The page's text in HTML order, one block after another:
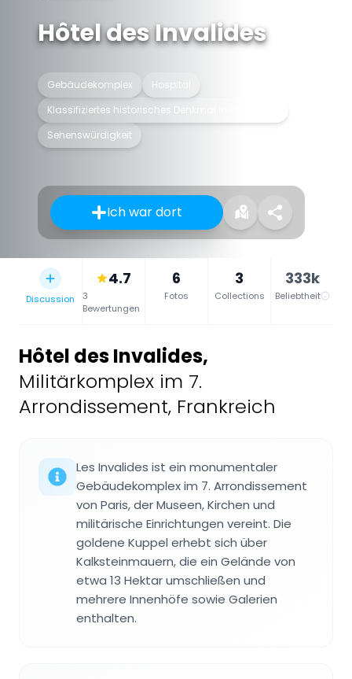
Hôtel des Invalides
Gebäudekomplex
Hospital
Klassifiziertes historisches Denkmal in Frankreich
Sehenswürdigkeit
Ich war dort
Discussion
4.7
3
Bewertungen
6
Fotos
3
Collections
333k
Beliebtheit
Hôtel des Invalides,
Militärkomplex im 7.
Arrondissement, Frankreich
Les Invalides ist ein monumentaler
Gebäudekomplex im 7. Arrondissement
von Paris, der Museen, Kirchen und
militärische Einrichtungen vereint. Die
goldene Kuppel erhebt sich über
Kalksteinmauern, die ein Gelände von
etwa 13 Hektar umschließen und
mehrere Innenhöfe sowie Galerien
enthalten.